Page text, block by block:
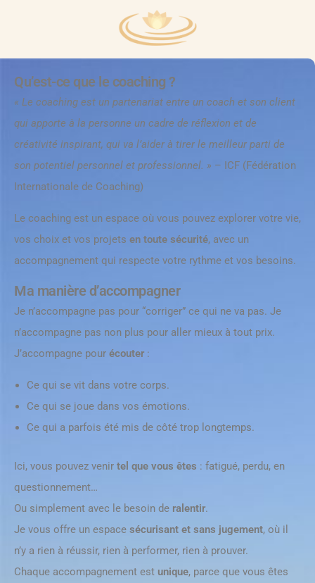
Qu’est-ce que le coaching ?
« Le coaching est un partenariat entre un coach et son client
qui apporte à la personne un cadre de réflexion et de
créativité inspirant, qui va l’aider à tirer le meilleur parti de
son potentiel personnel et professionnel. » – ICF (Fédération
Internationale de Coaching)
Le coaching est un espace où vous pouvez explorer votre vie,
vos choix et vos projets en toute sécurité, avec un
accompagnement qui respecte votre rythme et vos besoins.
Ma manière d’accompagner
Je n’accompagne pas pour “corriger” ce qui ne va pas. Je
n’accompagne pas non plus pour aller mieux à tout prix.
J’accompagne pour écouter :
Ce qui se vit dans votre corps.
Ce qui se joue dans vos émotions.
Ce qui a parfois été mis de côté trop longtemps.
Ici, vous pouvez venir tel que vous êtes : fatigué, perdu, en
questionnement…
Ou simplement avec le besoin de ralentir.
Je vous offre un espace sécurisant et sans jugement, où il
n’y a rien à réussir, rien à performer, rien à prouver.
Chaque accompagnement est unique, parce que vous êtes